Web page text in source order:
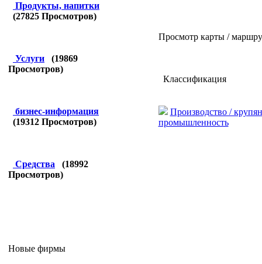
Продукты, напитки
(27825 Просмотров)
Услуги (19869
Просмотров)
бизнес-информация
(19312 Просмотров)
Средства (18992
Просмотров)
Новые фирмы
Просмотр карты /
Классификация
Производство /
промышленность